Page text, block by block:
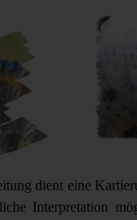
dient eine
Interpretation